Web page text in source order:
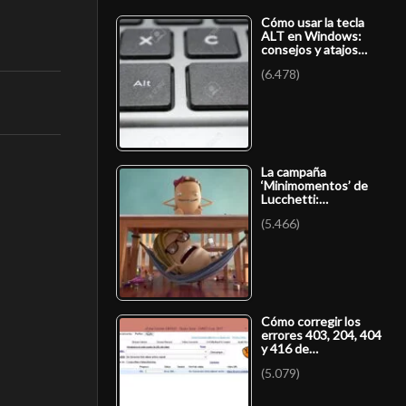
Cómo usar la tecla
ALT en Windows:
consejos y atajos…
(6.478)
La campaña
‘Minimomentos’ de
Lucchetti:…
(5.466)
Cómo corregir los
errores 403, 204, 404
y 416 de…
(5.079)